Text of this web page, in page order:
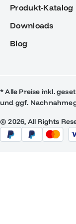
Produkt-Katalog
Downloads
Blog
* Alle Preise inkl.
und ggf.
© 2026, All Rights